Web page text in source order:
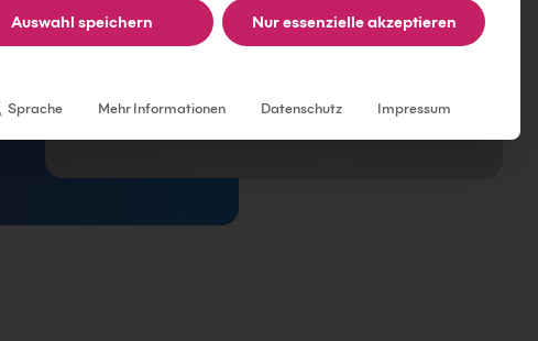
Auswahl speichern Nur essenzielle akzeptieren
Sprache Mehr Informationen Datenschutz Impressum